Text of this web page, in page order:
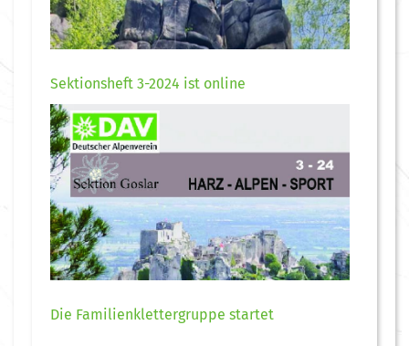
Sektionsheft 3-2024 ist online
Die Familienklettergruppe startet